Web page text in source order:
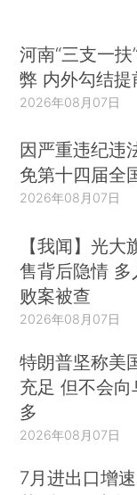
河南“三支一
弊 内外勾结提
2026年08月07日
因严重违纪违
免第十四届全
2026年08月07日
【我闻】光大
售背后隐情
败案被查
2026年08月07日
特朗普坚称美
充足 但不会
多
2026年08月07日
7月进出口增